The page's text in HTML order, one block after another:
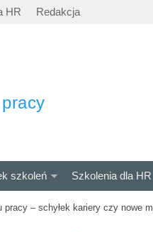
HR Redakcja
szkoleń Szkolenia dla HR
pracy – schyłek kariery czy nowe